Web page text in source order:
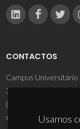
Usamos
CONTACTOS
Campus Universitário
3810-193 Aveiro -
(+351) 234 370 200
ciceco@ua.pt